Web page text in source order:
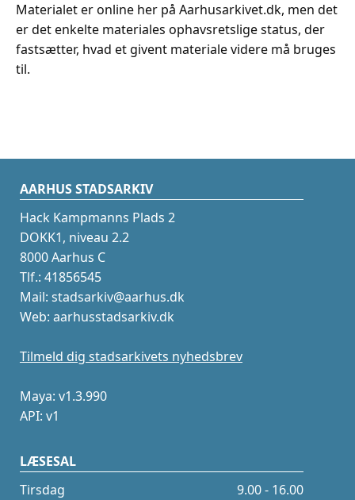
Materialet er online her på Aarhusarkivet.dk, men det
er det enkelte materiales ophavsretslige status, der
fastsætter, hvad et givent materiale videre må bruges
til.
AARHUS STADSARKIV
Hack Kampmanns Plads 2
DOKK1, niveau 2.2
8000 Aarhus C
Tlf.: 41856545
Mail: stadsarkiv@aarhus.dk
Web: aarhusstadsarkiv.dk
Tilmeld dig stadsarkivets nyhedsbrev
Maya: v1.3.990
API: v1
LÆSESAL
Tirsdag
9.00 - 16.00